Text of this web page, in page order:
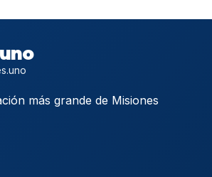
más grande de Misiones